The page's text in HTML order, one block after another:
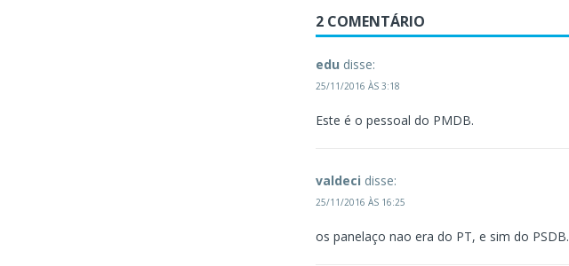
2 COMENTÁRIO
edu disse:
25/11/2016 ÀS 3:18
Este é o pessoal do PMDB.
valdeci disse:
25/11/2016 ÀS 16:25
os panelaço nao era do PT, e sim do PSDB.